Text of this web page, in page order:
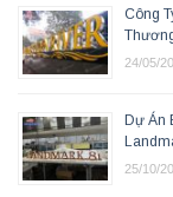
Công
24/05/
Dự Án
25/10/